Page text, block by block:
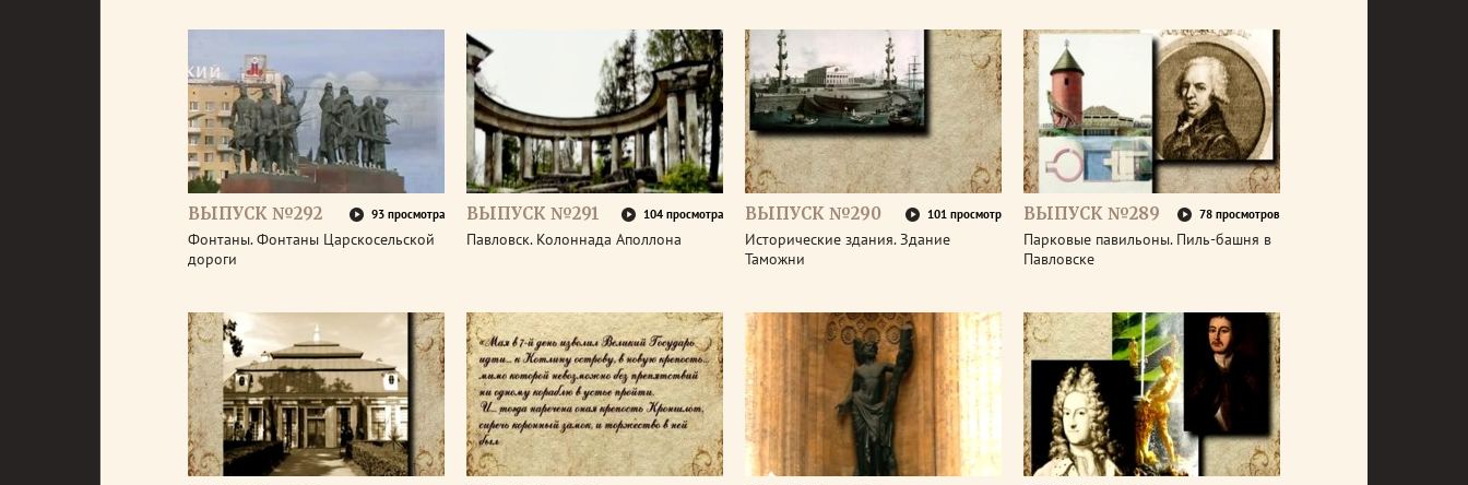
ВЫПУСК №292 93 просмотра
Фонтаны. Фонтаны Царскосельской
дороги
ВЫПУСК №291 104 просмотра
Павловск. Колоннада Аполлона
ВЫПУСК №290 101 просмотр
Исторические здания. Здание
Таможни
ВЫПУСК №289 78 просмотров
Парковые павильоны. Пиль-башня в
Павловске